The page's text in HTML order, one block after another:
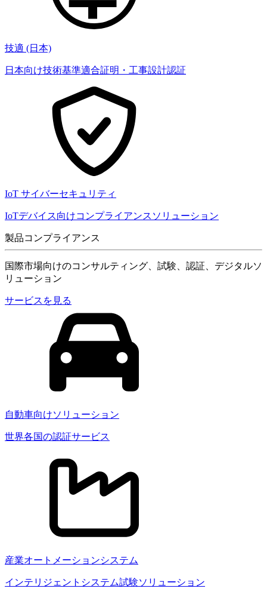
技適 (日本)
日本向け技術基準適合証明・工事設計認証
IoT サイバーセキュリティ
IoTデバイス向けコンプライアンスソリューション
製品コンプライアンス
国際市場向けのコンサルティング、試験、認証、デジタルソ
リューション
サービスを見る
自動車向けソリューション
世界各国の認証サービス
産業オートメーションシステム
インテリジェントシステム試験ソリューション